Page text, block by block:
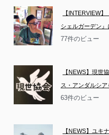
【INTERVIEW
シェルガーデン』
77件のビュー
【NEWS】現世
ス・アンダルシ
63件のビュー
【NEWS】ユキ